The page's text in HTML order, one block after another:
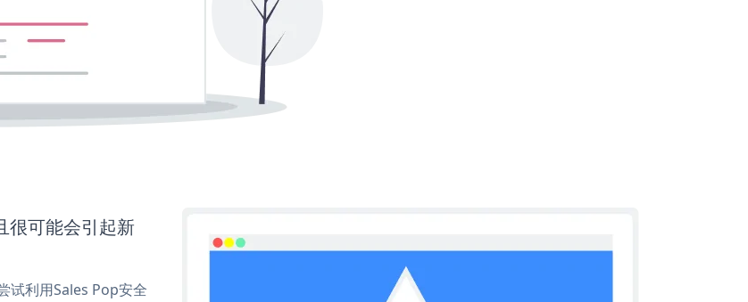
可能会引起新
试利用Sales Pop安全